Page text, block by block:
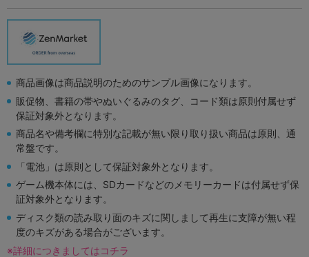
商品画像は商品説明のためのサンプル画像になります。
販促物、書籍の帯やぬいぐるみのタグ、コード類は原則付属せず
保証対象外となります。
商品名や備考欄に特別な記載が無い限り取り扱い商品は原則、通
常盤です。
「電池」は原則として保証対象外となります。
ゲーム機本体には、SDカードなどのメモリーカードは付属せず保
証対象外となります。
ディスク類の読み取り面のキズに関しまして再生に支障が無い程
度のキズがある場合がございます。
※詳細につきましてはコチラ